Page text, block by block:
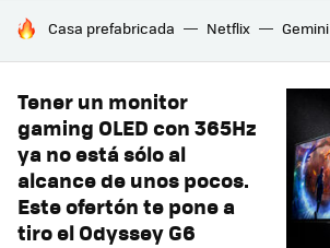
HOY SE HABLA DE
Casa prefabricada Netflix Gemini
Tener un monitor
gaming OLED con 365Hz
ya no está sólo al
alcance de unos pocos.
Este ofertón te pone a
tiro el Odyssey G6